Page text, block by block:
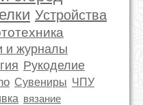
Устройства
и журналы
Рукоделие
Сувениры ЧПУ
вязание